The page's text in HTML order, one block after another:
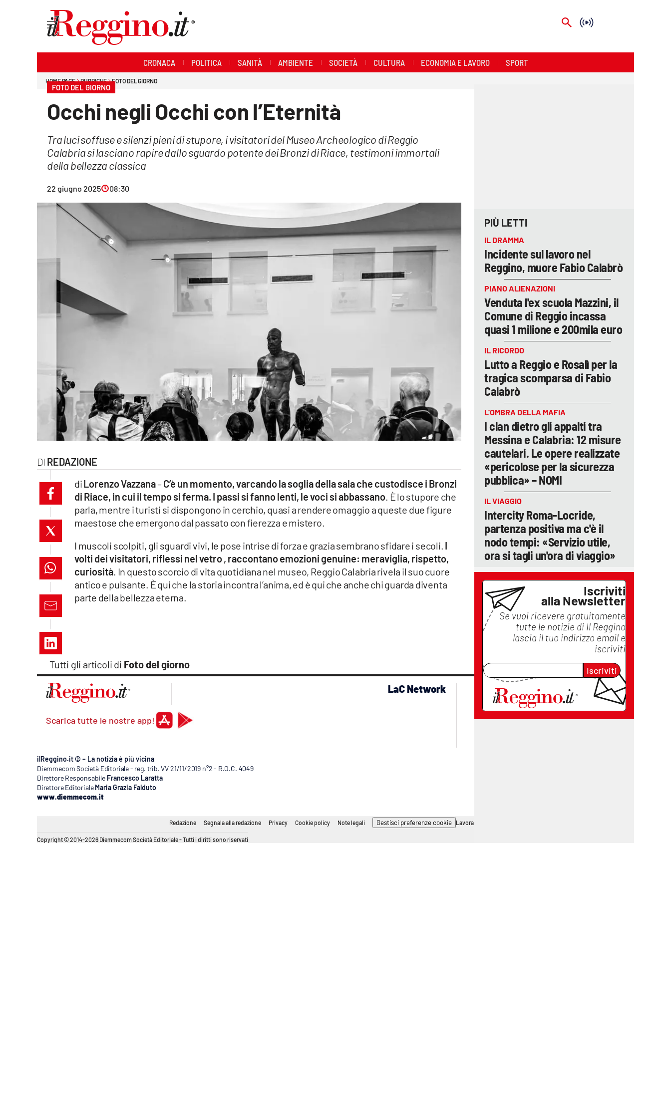
Economia e lavoro
cosenzachannel.it
catanzarochannel.it
lacapitalenews.it
CRONACA POLITICA SANITÀ AMBIENTE SOCIETÀ CULTURA ECONOMIA E LAVORO SPORT
HOME PAGE RUBRICHE FOTO DEL GIORNO
FOTO DEL GIORNO
Occhi negli Occhi con l’Eternità
Tra luci soffuse e silenzi pieni di stupore, i visitatori del Museo Archeologico di Reggio
Calabria si lasciano rapire dallo sguardo potente dei Bronzi di Riace, testimoni immortali
della bellezza classica
22 giugno 2025 08:30
REDAZIONE
Tutti gli articoli di Foto del giorno
diLorenzo Vazzana–C’è un momento, varcando la soglia della sala che custodisce i Bronzi
di Riace, in cui il tempo si ferma. I passi si fanno lenti, le voci si abbassano. È lo stupore che
parla, mentre i turisti si dispongono in cerchio, quasi a rendere omaggio a queste due figure
maestose che emergono dal passato con fierezza e mistero.
I muscoli scolpiti, gli sguardi vivi, le pose intrise di forza e grazia sembrano sfidare i secoli. I
volti dei visitatori, riflessi nel vetro , raccontano emozioni genuine: meraviglia, rispetto,
curiosità. In questo scorcio di vita quotidiana nel museo, Reggio Calabria rivela il suo cuore
antico e pulsante. È qui che la storia incontra l’anima, ed è qui che anche chi guarda diventa
parte della bellezza eterna.
PIÙ LETTI
IL DRAMMA
Incidente sul lavoro nel
Reggino, muore Fabio Calabrò
PIANO ALIENAZIONI
Venduta l'ex scuola Mazzini, il
Comune di Reggio incassa
quasi 1 milione e 200mila euro
IL RICORDO
Lutto a Reggio e Rosalì per la
tragica scomparsa di Fabio
Calabrò
L’OMBRA DELLA MAFIA
I clan dietro gli appalti tra
Messina e Calabria: 12 misure
cautelari. Le opere realizzate
«pericolose per la sicurezza
pubblica» – NOMI
IL VIAGGIO
Intercity Roma-Locride,
partenza positiva ma c'è il
nodo tempi: «Servizio utile,
ora si tagli un'ora di viaggio»
Iscriviti
alla Newsletter
Se vuoi ricevere gratuitamente
tutte le notizie di Il Reggino
lascia il tuo indirizzo email e
iscriviti
Iscriviti
Scarica tutte le nostre app!
LaC Network
lacplay.it
lactv.it
laconair.it
lacitymag.it
lacapitalenews.it
cosenzachannel.it
ilReggino.it © – La notizia è più vicina
Diemmecom Società Editoriale - reg. trib. VV 21/11/2019 n°2 - R.O.C. 4049
Direttore Responsabile Francesco Laratta
Direttore Editoriale Maria Grazia Falduto
www.diemmecom.it
Redazione Segnala alla redazione Privacy Cookie policy Note legali Gestisci preferenze cookie Lavora con noi
Copyright © 2014-2026 Diemmecom Società Editoriale - Tutti i diritti sono riservati